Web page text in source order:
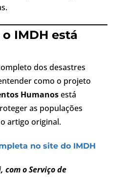
IMDH está
dos desastres
como o projeto
Humanosestá
as populações
artigo original.
no site do IMDH
o Serviço de